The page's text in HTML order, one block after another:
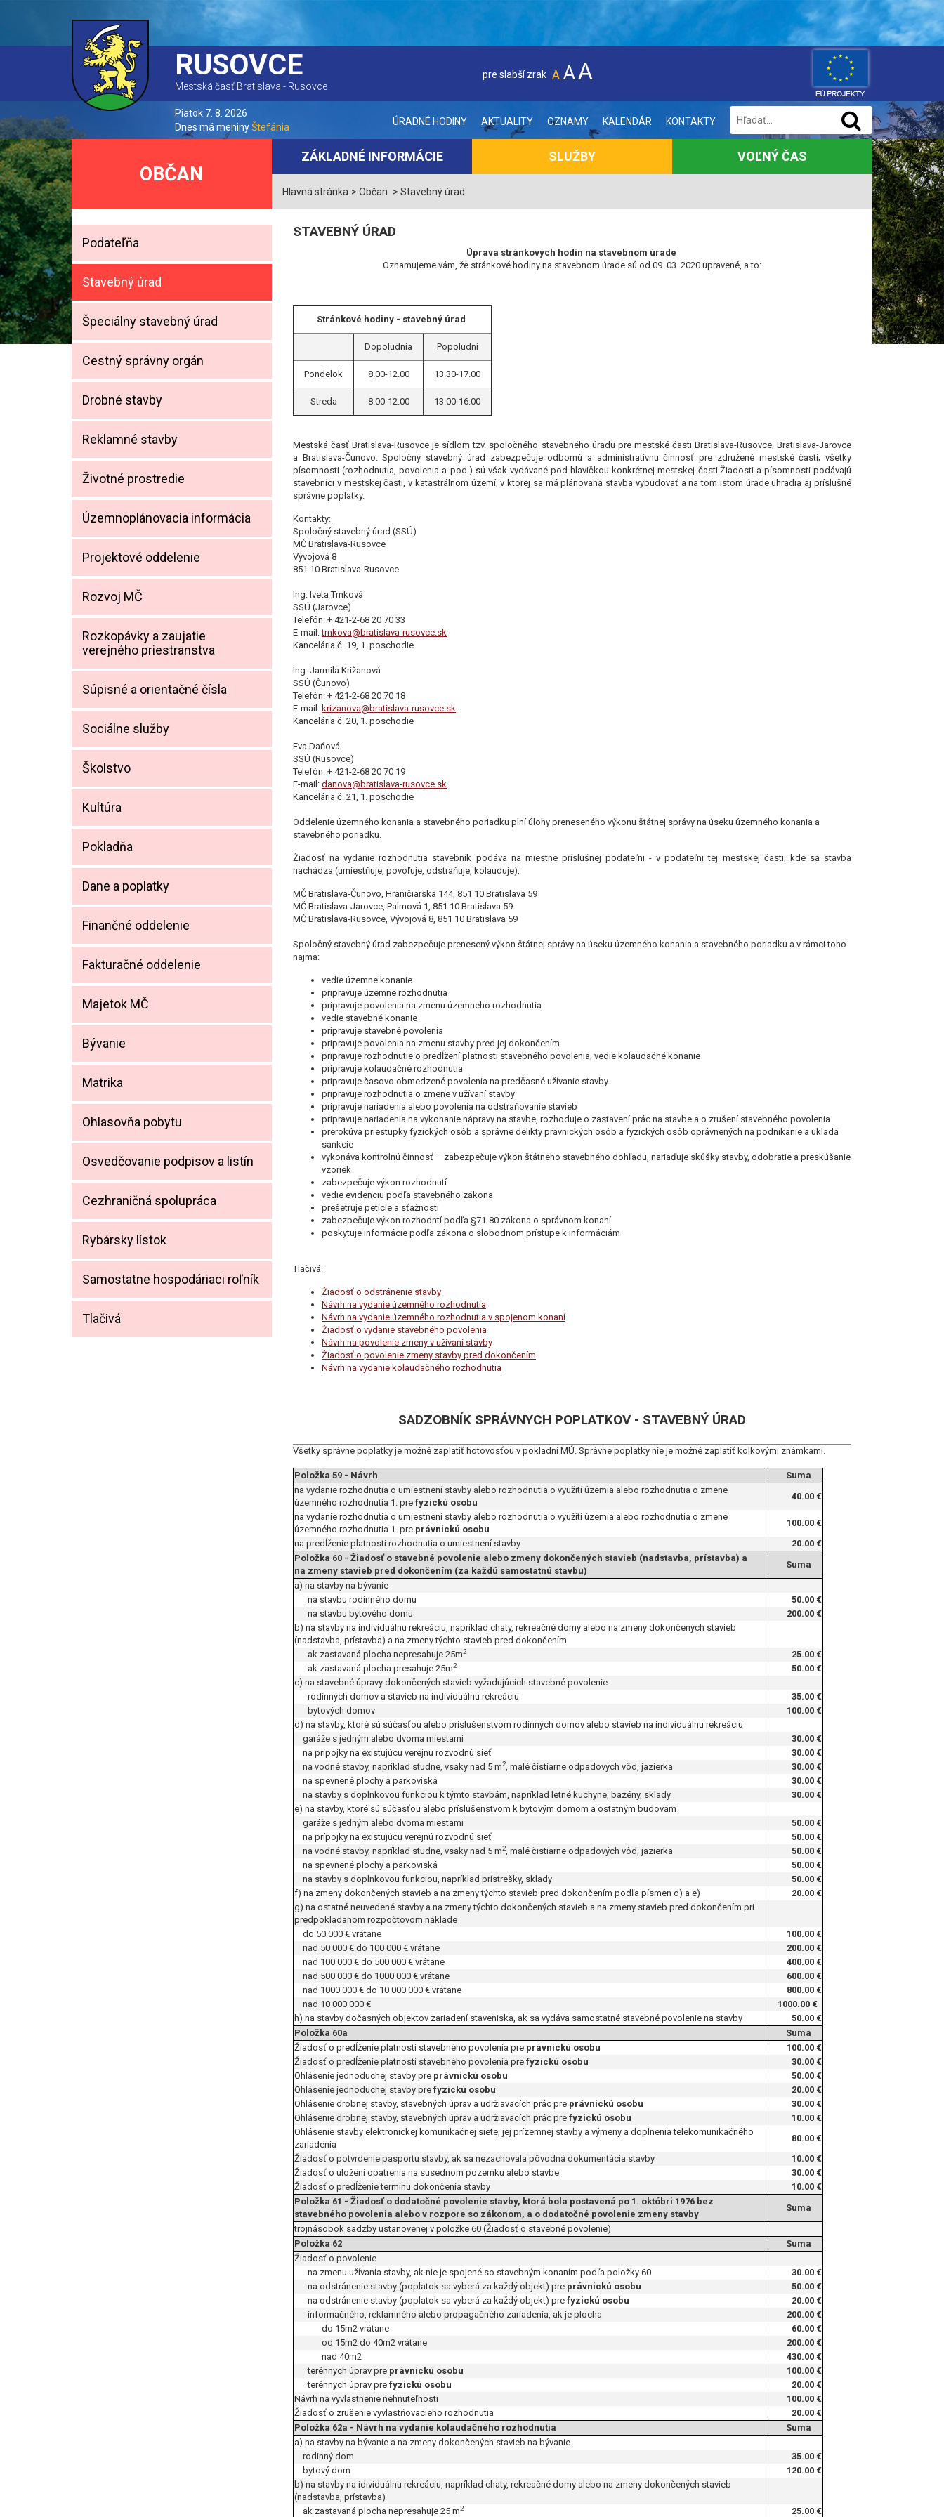
RUSOVCE
Mestská časť Bratislava - Rusovce
pre slabší zrak A AA
Piatok 7. 8. 2026
Dnes má meninyŠtefánia ÚRADNÉ HODINY AKTUALITY OZNAMY KALENDÁR KONTAKTY
ZÁKLADNÉ INFORMÁCIE
OBČAN
Podateľňa
Stavebný úrad
Špeciálny stavebný úrad
Cestný správny orgán
Drobné stavby
Reklamné stavby
Životné prostredie
Územnoplánovacia informácia
Projektové oddelenie
Rozvoj MČ
Rozkopávky a zaujatie
verejného priestranstva
Súpisné a orientačné čísla
Sociálne služby
Školstvo
Kultúra
Pokladňa
Dane a poplatky
Finančné oddelenie
Fakturačné oddelenie
Majetok MČ
Bývanie
Matrika
Ohlasovňa pobytu
Osvedčovanie podpisov a listín
Cezhraničná spolupráca
Rybársky lístok
Samostatne hospodáriaci roľník
Tlačivá
SLUŽBY VOĽNÝ ČAS
Hlavná stránka Občan Stavebný úrad
STAVEBNÝ ÚRAD
Úprava stránkových hodín na stavebnom úrade
Oznamujeme vám, že stránkové hodiny na stavebnom úrade sú od 09. 03. 2020 upravené, a to:
Stránkové hodiny - stavebný úrad
Dopoludnia Popoludní
Pondelok 8.00-12.00 13.30-17.00
Streda 8.00-12.00 13.00-16:00
Mestská časť Bratislava-Rusovce je sídlom tzv. spoločného stavebného úradu pre mestské časti Bratislava-Rusovce, Bratislava-Jarovce
a Bratislava-Čunovo. Spoločný stavebný úrad zabezpečuje odbornú a administratívnu činnosť pre združené mestské časti; všetky
písomnosti (rozhodnutia, povolenia a pod.) sú však vydávané pod hlavičkou konkrétnej mestskej časti.Žiadosti a písomnosti podávajú
stavebníci v mestskej časti, v katastrálnom území, v ktorej sa má plánovaná stavba vybudovať a na tom istom úrade uhradia aj príslušné
správne poplatky.
Kontakty:
Spoločný stavebný úrad (SSÚ)
MČ Bratislava-Rusovce
Vývojová 8
851 10 Bratislava-Rusovce
Ing. Iveta Trnková
SSÚ (Jarovce)
Telefón: + 421-2-68 20 70 33
E-mail:trnkova@bratislava-rusovce.sk
Kancelária č. 19, 1. poschodie
Ing. Jarmila Križanová
SSÚ (Čunovo)
Telefón: + 421-2-68 20 70 18
E-mail: krizanova@bratislava-rusovce.sk
Kancelária č. 20, 1. poschodie
Eva Daňová
SSÚ (Rusovce)
Telefón: + 421-2-68 20 70 19
E-mail: danova@bratislava-rusovce.sk
Kancelária č. 21, 1. poschodie
Oddelenie územného konania a stavebného poriadku plní úlohy preneseného výkonu štátnej správy na úseku územného konania a
stavebného poriadku.
Žiadosť na vydanie rozhodnutia stavebník podáva na miestne príslušnej podateľni - v podateľni tej mestskej časti, kde sa stavba
nachádza (umiestňuje, povoľuje, odstraňuje, kolauduje):
MČ Bratislava-Čunovo, Hraničiarska 144, 851 10 Bratislava 59
MČ Bratislava-Jarovce, Palmová 1, 851 10 Bratislava 59
MČ Bratislava-Rusovce, Vývojová 8, 851 10 Bratislava 59
Spoločný stavebný úrad zabezpečuje prenesený výkon štátnej správy na úseku územného konania a stavebného poriadku a v rámci toho
najmä:
vedie územne konanie
pripravuje územne rozhodnutia
pripravuje povolenia na zmenu územneho rozhodnutia
vedie stavebné konanie
pripravuje stavebné povolenia
pripravuje povolenia na zmenu stavby pred jej dokončením
pripravuje rozhodnutie o predĺžení platnosti stavebného povolenia, vedie kolaudačné konanie
pripravuje kolaudačné rozhodnutia
pripravuje časovo obmedzené povolenia na predčasné užívanie stavby
pripravuje rozhodnutia o zmene v užívaní stavby
pripravuje nariadenia alebo povolenia na odstraňovanie stavieb
pripravuje nariadenia na vykonanie nápravy na stavbe, rozhoduje o zastavení prác na stavbe a o zrušení stavebného povolenia
prerokúva priestupky fyzických osôb a správne delikty právnických osôb a fyzických osôb oprávnených na podnikanie a ukladá
sankcie
vykonáva kontrolnú činnosť – zabezpečuje výkon štátneho stavebného dohľadu, nariaďuje skúšky stavby, odobratie a preskúšanie
vzoriek
zabezpečuje výkon rozhodnutí
vedie evidenciu podľa stavebného zákona
prešetruje petície a sťažnosti
zabezpečuje výkon rozhodntí podľa §71-80 zákona o správnom konaní
poskytuje informácie podľa zákona o slobodnom prístupe k informáciám
Tlačivá:
Žiadosť o odstránenie stavby
Návrh na vydanie územného rozhodnutia
Návrh na vydanie územného rozhodnutia v spojenom konaní
Žiadosť o vydanie stavebného povolenia
Návrh na povolenie zmeny v užívaní stavby
Žiadosť o povolenie zmeny stavby pred dokončením
Návrh na vydanie kolaudačného rozhodnutia
SADZOBNÍK SPRÁVNYCH POPLATKOV - STAVEBNÝ ÚRAD
Všetky správne poplatky je možné zaplatiť hotovosťou v pokladni MÚ. Správne poplatky nie je možné zaplatiť kolkovými známkami.
Položka 59 - Návrh
Suma
na vydanie rozhodnutia o umiestnení stavby alebo rozhodnutia o využití územia alebo rozhodnutia o zmene
územného rozhodnutia 1. pre fyzickú osobu
40.00 €
na vydanie rozhodnutia o umiestnení stavby alebo rozhodnutia o využití územia alebo rozhodnutia o zmene
územného rozhodnutia 1. pre právnickú osobu
100.00 €
na predĺženie platnosti rozhodnutia o umiestnení stavby
20.00 €
Položka 60 - Žiadosť o stavebné povolenie alebo zmeny dokončených stavieb (nadstavba, prístavba) a
na zmeny stavieb pred dokončením (za každú samostatnú stavbu)
Suma
a) na stavby na bývanie
na stavbu rodinného domu
50.00 €
na stavbu bytového domu
200.00 €
b) na stavby na individuálnu rekreáciu, napríklad chaty, rekreačné domy alebo na zmeny dokončených stavieb
(nadstavba, prístavba) a na zmeny týchto stavieb pred dokončením
ak zastavaná plocha nepresahuje 25m2
25.00 €
ak zastavaná plocha presahuje 25m2
50.00 €
c) na stavebné úpravy dokončených stavieb vyžadujúcich stavebné povolenie
rodinných domov a stavieb na individuálnu rekreáciu
35.00 €
bytových domov
100.00 €
d) na stavby, ktoré sú súčasťou alebo príslušenstvom rodinných domov alebo stavieb na individuálnu rekreáciu
garáže s jedným alebo dvoma miestami
30.00 €
na prípojky na existujúcu verejnú rozvodnú sieť
30.00 €
na vodné stavby, napríklad studne, vsaky nad 5 m2, malé čistiarne odpadových vôd, jazierka
30.00 €
na spevnené plochy a parkoviská
30.00 €
na stavby s doplnkovou funkciou k týmto stavbám, napríklad letné kuchyne, bazény, sklady
30.00 €
e) na stavby, ktoré sú súčasťou alebo príslušenstvom k bytovým domom a ostatným budovám
garáže s jedným alebo dvoma miestami
50.00 €
na prípojky na existujúcu verejnú rozvodnú sieť
50.00 €
na vodné stavby, napríklad studne, vsaky nad 5 m2, malé čistiarne odpadových vôd, jazierka
50.00 €
na spevnené plochy a parkoviská
50.00 €
na stavby s doplnkovou funkciou, napríklad prístrešky, sklady
50.00 €
f) na zmeny dokončených stavieb a na zmeny týchto stavieb pred dokončením podľa písmen d) a e)
20.00 €
g) na ostatné neuvedené stavby a na zmeny týchto dokončených stavieb a na zmeny stavieb pred dokončením pri
predpokladanom rozpočtovom náklade
do 50 000 € vrátane
100.00 €
nad 50 000 € do 100 000 € vrátane
200.00 €
nad 100 000 € do 500 000 € vrátane
400.00 €
nad 500 000 € do 1000 000 € vrátane
600.00 €
nad 1000 000 € do 10 000 000 € vrátane
800.00 €
nad 10 000 000 €
1000.00 €
h) na stavby dočasných objektov zariadení staveniska, ak sa vydáva samostatné stavebné povolenie na stavby
50.00 €
Položka 60a
Suma
Žiadosť o predĺženie platnosti stavebného povolenia pre právnickú osobu
100.00 €
Žiadosť o predĺženie platnosti stavebného povolenia pre fyzickú osobu
30.00 €
Ohlásenie jednoduchej stavby pre právnickú osobu
50.00 €
Ohlásenie jednoduchej stavby pre fyzickú osobu
20.00 €
Ohlásenie drobnej stavby, stavebných úprav a udržiavacích prác pre právnickú osobu
30.00 €
Ohlásenie drobnej stavby, stavebných úprav a udržiavacích prác pre fyzickú osobu
10.00 €
Ohlásenie stavby elektronickej komunikačnej siete, jej prízemnej stavby a výmeny a doplnenia telekomunikačného
zariadenia
80.00 €
Žiadosť o potvrdenie pasportu stavby, ak sa nezachovala pôvodná dokumentácia stavby
10.00 €
Žiadosť o uložení opatrenia na susednom pozemku alebo stavbe
30.00 €
Žiadosť o predĺženie termínu dokončenia stavby
10.00 €
Položka 61 - Žiadosť o dodatočné povolenie stavby, ktorá bola postavená po 1. októbri 1976 bez
stavebného povolenia alebo v rozpore so zákonom, a o dodatočné povolenie zmeny stavby
Suma
trojnásobok sadzby ustanovenej v položke 60 (Žiadosť o stavebné povolenie)
Položka 62
Suma
Žiadosť o povolenie
na zmenu užívania stavby, ak nie je spojené so stavebným konaním podľa položky 60
30.00 €
na odstránenie stavby (poplatok sa vyberá za každý objekt) pre právnickú osobu
50.00 €
na odstránenie stavby (poplatok sa vyberá za každý objekt) pre fyzickú osobu
20.00 €
informačného, reklamného alebo propagačného zariadenia, ak je plocha
200.00 €
do 15m2 vrátane
60.00 €
od 15m2 do 40m2 vrátane
200.00 €
nad 40m2
430.00 €
terénnych úprav pre právnickú osobu
100.00 €
terénnych úprav pre fyzickú osobu
20.00 €
Návrh na vyvlastnenie nehnuteľnosti
100.00 €
Žiadosť o zrušenie vyvlastňovacieho rozhodnutia
20.00 €
Položka 62a - Návrh na vydanie kolaudačného rozhodnutia
Suma
a) na stavby na bývanie a na zmeny dokončených stavieb na bývanie
rodinný dom
35.00 €
bytový dom
120.00 €
b) na stavby na idividuálnu rekreáciu, napríklad chaty, rekreačné domy alebo na zmeny dokončených stavieb
(nadstavba, prístavba)
ak zastavaná plocha nepresahuje 25 m2 25.00 €